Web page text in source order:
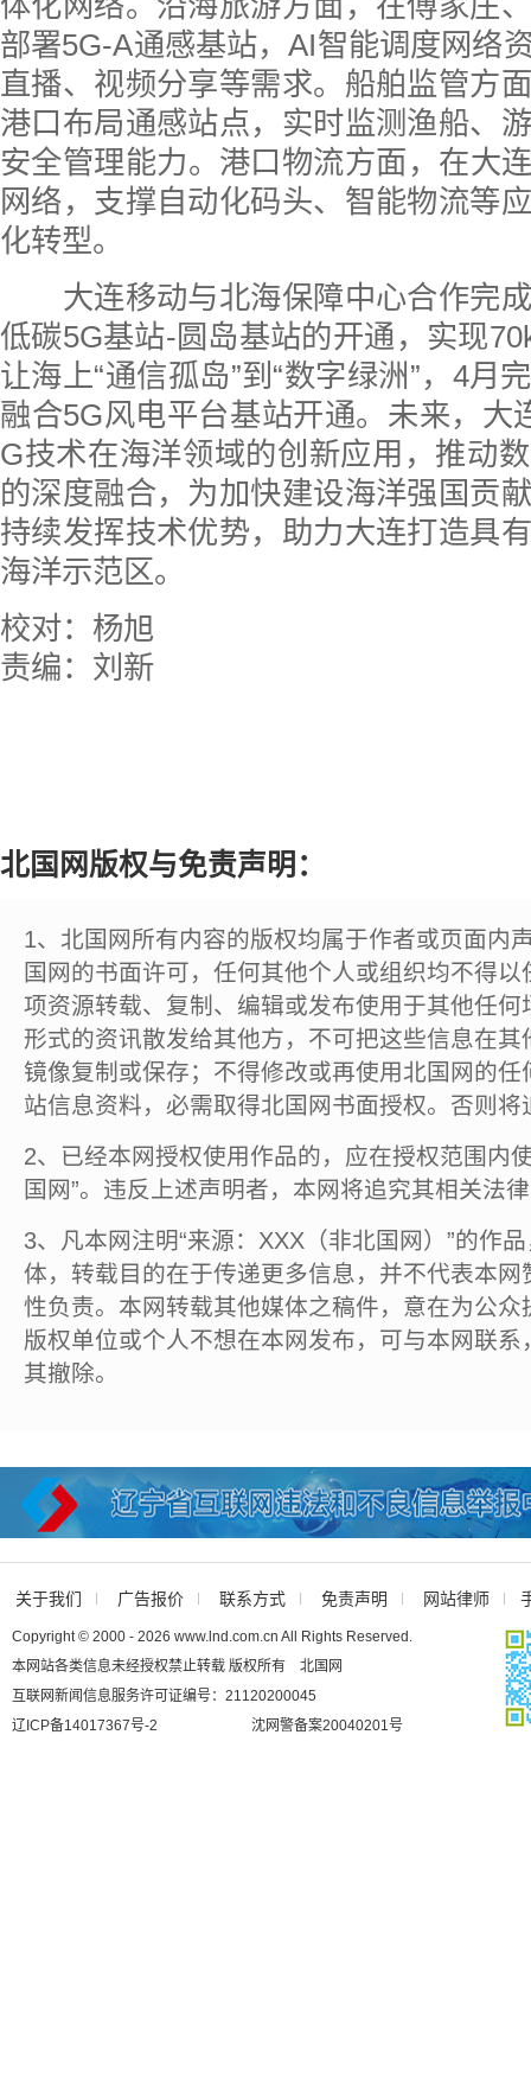
部署5G-A通感基站，AI智能调度网络
直播、视频分享等需求。船舶监管方
港口布局通感站点，实时监测渔船、
安全管理能力。港口物流方面，在大
网络，支撑自动化码头、智能物流等
化转型。
大连移动与北海保障中心合作完成
低碳5G基站-圆岛基站的开通，实现
让海上“通信孤岛”到“数字绿洲”，4月
融合5G风电平台基站开通。未来，大
G技术在海洋领域的创新应用，推动
的深度融合，为加快建设海洋强国贡
持续发挥技术优势，助力大连打造具
海洋示范区。
校对：杨旭
责编：刘新
北国网版权与免责声明：
1、北国网所有内容的版权均属于作者或页面内
国网的书面许可，任何其他个人或组织均不得
项资源转载、复制、编辑或发布使用于其他任
形式的资讯散发给其他方，不可把这些信息在
镜像复制或保存；不得修改或再使用北国网的
站信息资料，必需取得北国网书面授权。否则将
2、已经本网授权使用作品的，应在授权范围内
国网”。违反上述声明者，本网将追究其相关法
3、凡本网注明“来源：XXX（非北国网）”的作
体，转载目的在于传递更多信息，并不代表本
性负责。本网转载其他媒体之稿件，意在为公
版权单位或个人不想在本网发布，可与本网联
其撤除。
关于我们 广告报价 联系方式 免责声明 网站律师
Copyright © 2000 - 2026 www.lnd.com.cn All Rights Reserved.
本网站各类信息未经授权禁止转载 版权所有 北国网
互联网新闻信息服务许可证编号：21120200045
辽ICP备14017367号-2
沈网警备案20040201号